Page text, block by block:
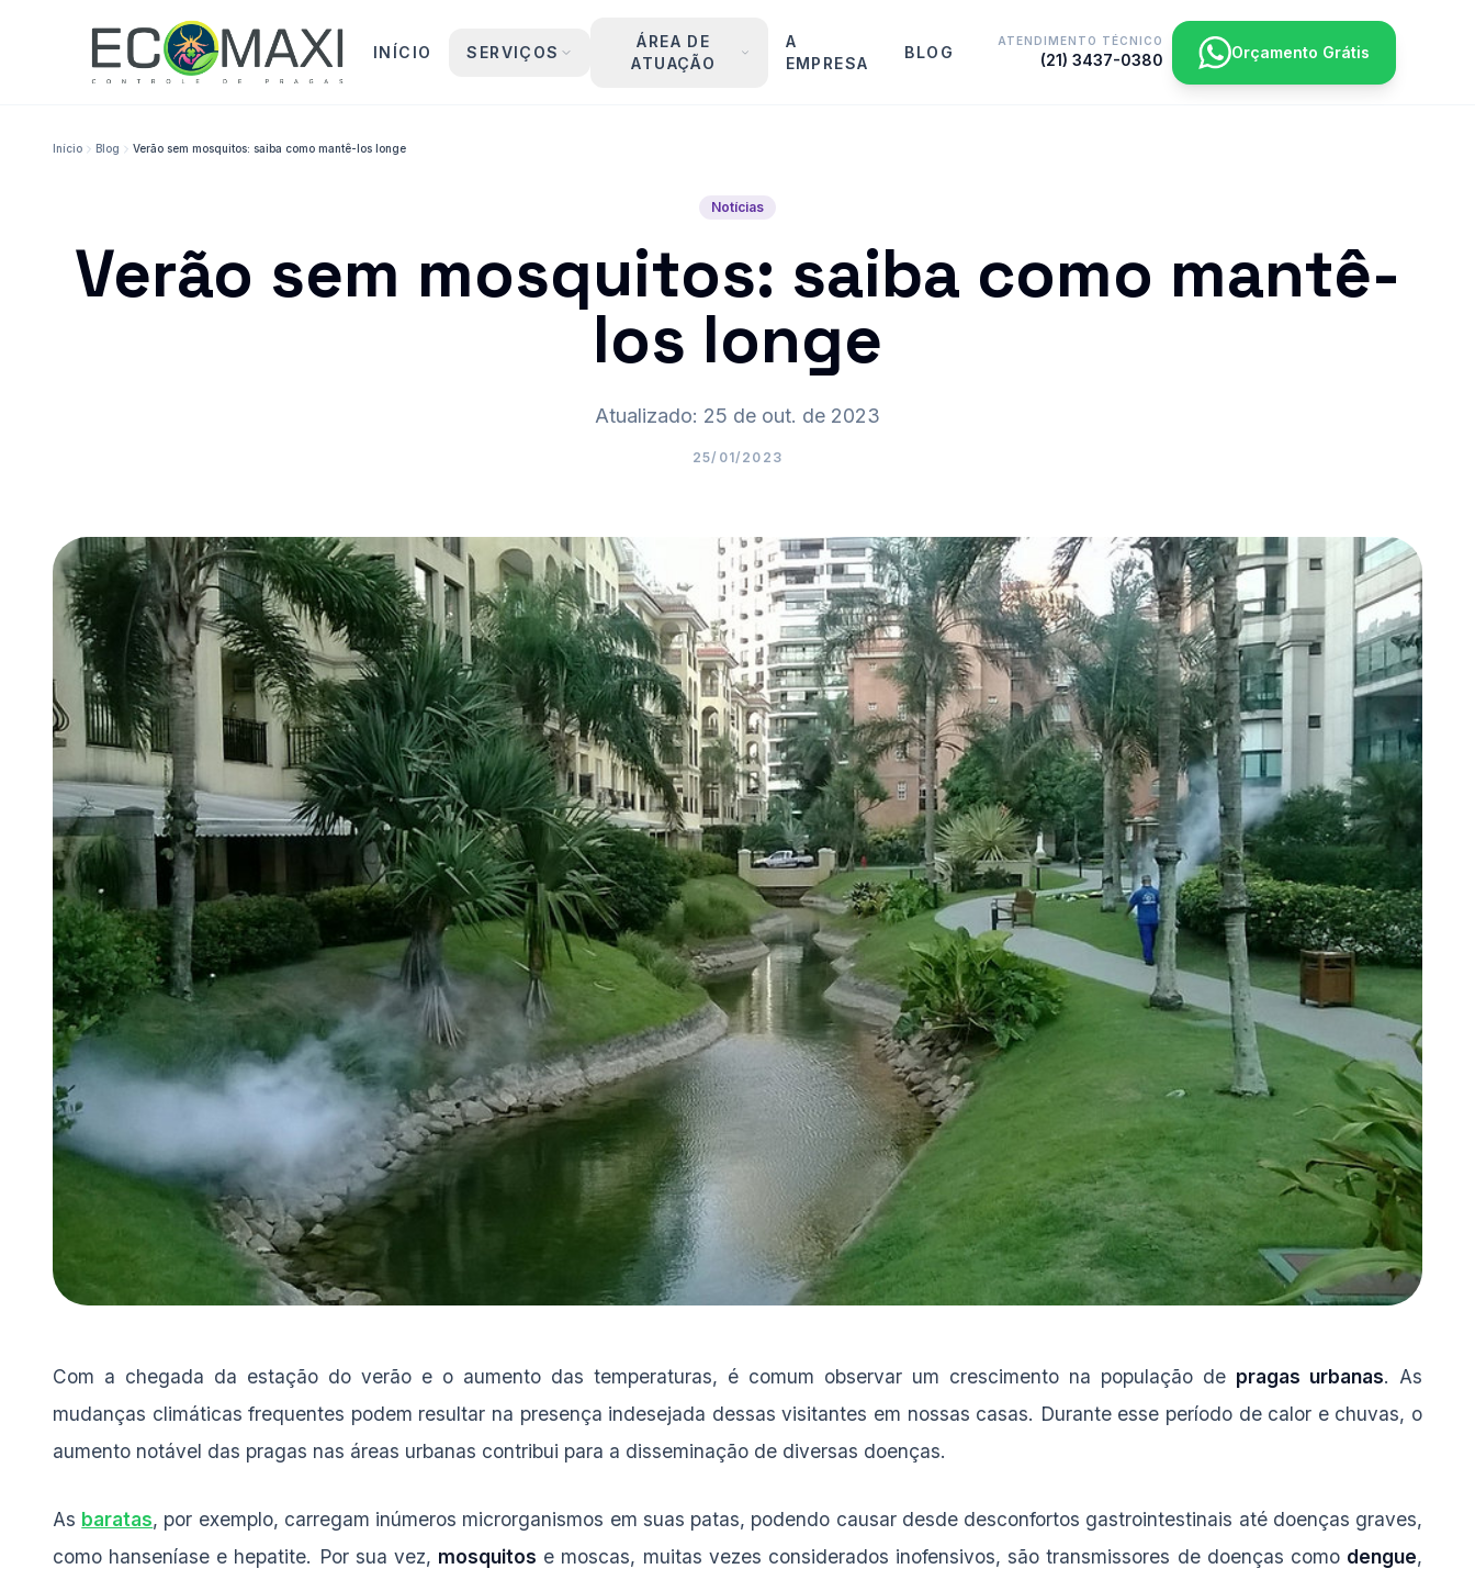
INÍCIO SERVIÇOS
ÁREA DE
ATUAÇÃO
A
EMPRESA
BLOG
ATENDIMENTO TÉCNICO
(21) 3437-0380 Orçamento Grátis
Início Blog Verão sem mosquitos: saiba como mantê-los longe
Notícias
Verão sem mosquitos: saiba como mantê-
los longe
Atualizado: 25 de out. de 2023
25/01/2023
Com a chegada da estação do verão e o aumento das temperaturas, é comum observar um crescimento na população de pragas urbanas. As
mudanças climáticas frequentes podem resultar na presença indesejada dessas visitantes em nossas casas. Durante esse período de calor e chuvas, o
aumento notável das pragas nas áreas urbanas contribui para a disseminação de diversas doenças.
As baratas, por exemplo, carregam inúmeros microrganismos em suas patas, podendo causar desde desconfortos gastrointestinais até doenças graves,
como hanseníase e hepatite. Por sua vez, mosquitos e moscas, muitas vezes considerados inofensivos, são transmissores de doenças como dengue,